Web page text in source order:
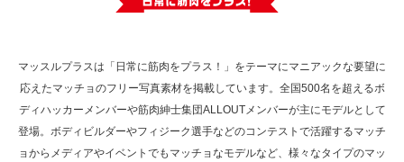
ラスが紹介されま…
で紹介さ…
マッスルプラスは「日常に筋肉をプラス！」をテーマにマニアックな要望に
応えたマッチョのフリー写真素材を掲載しています。全国500名を超えるボ
ディハッカーメンバーや筋肉紳士集団ALLOUTメンバーが主にモデルとして
登場。ボディビルダーやフィジーク選手などのコンテストで活躍するマッチ
ョからメディアやイベントでもマッチョなモデルなど、様々なタイプのマッ